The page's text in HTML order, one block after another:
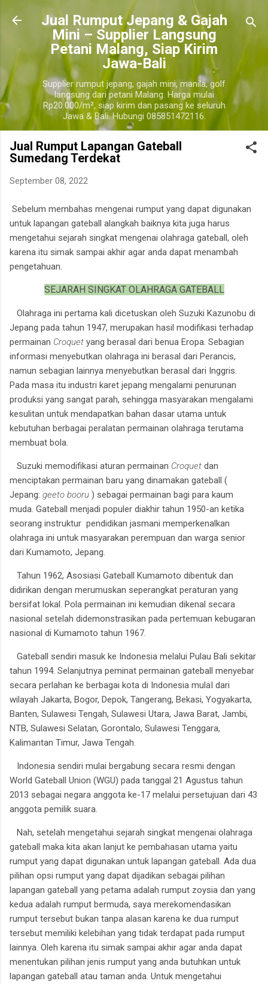
Langsung ke konten utama
​Jual Rumput Jepang & Gajah
Mini – Supplier Langsung
Petani Malang, Siap Kirim
Jawa-Bali
Supplier rumput jepang, gajah mini, manila, golf
langsung dari petani Malang. Harga mulai
Rp20.000/m², siap kirim dan pasang ke seluruh
Jawa & Bali. Hubungi 085851472116.
Jual Rumput Lapangan Gateball
Sumedang Terdekat
September 08, 2022
Sebelum membahas mengenai rumput yang dapat digunakan
untuk lapangan gateball alangkah baiknya kita juga harus
mengetahui sejarah singkat mengenai olahraga gateball, oleh
karena itu simak sampai akhir agar anda dapat menambah
pengetahuan.
SEJARAH SINGKAT OLAHRAGA GATEBALL
Olahraga ini pertama kali dicetuskan oleh Suzuki Kazunobu di
Jepang pada tahun 1947, merupakan hasil modifikasi terhadap
permainan Croquet yang berasal dari benua Eropa. Sebagian
informasi menyebutkan olahraga ini berasal dari Perancis,
namun sebagian lainnya menyebutkan berasal dari Inggris.
Pada masa itu industri karet jepang mengalami penurunan
produksi yang sangat parah, sehingga masyarakan mengalami
kesulitan untuk mendapatkan bahan dasar utama untuk
kebutuhan berbagai peralatan permainan olahraga terutama
membuat bola.
Suzuki memodifikasi aturan permainan Croquet dan
menciptakan permainan baru yang dinamakan gateball (
Jepang: geeto booru ) sebagai permainan bagi para kaum
muda. Gateball menjadi populer diakhir tahun 1950-an ketika
seorang instruktur pendidikan jasmani memperkenalkan
olahraga ini untuk masyarakan perempuan dan warga senior
dari Kumamoto, Jepang.
Tahun 1962, Asosiasi Gateball Kumamoto dibentuk dan
didirikan dengan merumuskan seperangkat peraturan yang
bersifat lokal. Pola permainan ini kemudian dikenal secara
nasional setelah didemonstrasikan pada pertemuan kebugaran
nasional di Kumamoto tahun 1967.
Gateball sendiri masuk ke Indonesia melalui Pulau Bali sekitar
tahun 1994. Selanjutnya peminat permainan gateball menyebar
secara perlahan ke berbagai kota di Indonesia mulaI dari
wilayah Jakarta, Bogor, Depok, Tangerang, Bekasi, Yogyakarta,
Banten, Sulawesi Tengah, Sulawesi Utara, Jawa Barat, Jambi,
NTB, Sulawesi Selatan, Gorontalo, Sulawesi Tenggara,
Kalimantan Timur, Jawa Tengah.
Indonesia sendiri mulai bergabung secara resmi dengan
World Gateball Union (WGU) pada tanggal 21 Agustus tahun
2013 sebagai negara anggota ke-17 melalui persetujuan dari 43
anggota pemilik suara.
Nah, setelah mengetahui sejarah singkat mengenai olahraga
gateball maka kita akan lanjut ke pembahasan utama yaitu
rumput yang dapat digunakan untuk lapangan gateball. Ada dua
pilihan opsi rumput yang dapat dijadikan sebagai pilihan
lapangan gateball yang petama adalah rumput zoysia dan yang
kedua adalah rumput bermuda, saya merekomendasikan
rumput tersebut bukan tanpa alasan karena ke dua rumput
tersebut memiliki kelebihan yang tidak terdapat pada rumput
lainnya. Oleh karena itu simak sampai akhir agar anda dapat
menentukan pilihan jenis rumput yang anda butuhkan untuk
lapangan gateball atau taman anda. Untuk mengetahui